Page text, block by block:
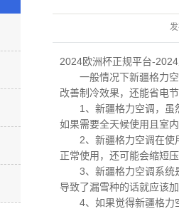
2024欧洲杯正规平台-
一般情况下新疆格力
改善制冷效果，还能省电
1、 新疆格力空调，
虽
如果需要全天候使用且室
2、 新疆格力空调在使
正常使用，还可能会缩短
3、 新疆格力空调系统
导致了漏雪种的话就应该
4、如果觉得新疆格力